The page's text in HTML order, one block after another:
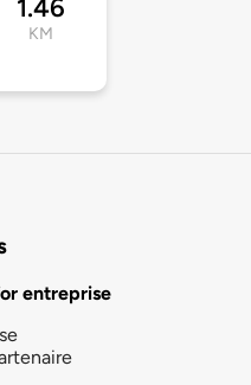
1.46
KM
entreprise